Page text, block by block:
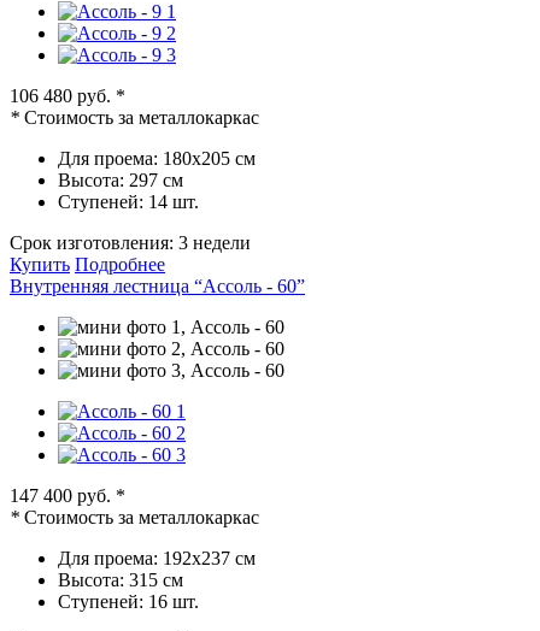
106 480 руб. *
* Стоимость за металлокаркас
Для проема: 180х205 см
Высота: 297 см
Ступеней: 14 шт.
Срок изготовления: 3 недели
Купить Подробнее
Внутренняя лестница “Ассоль - 60”
147 400 руб. *
* Стоимость за металлокаркас
Для проема: 192х237 см
Высота: 315 см
Ступеней: 16 шт.